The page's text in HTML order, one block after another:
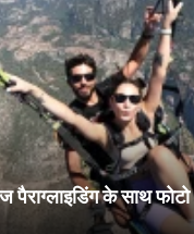
के साथ फोटो